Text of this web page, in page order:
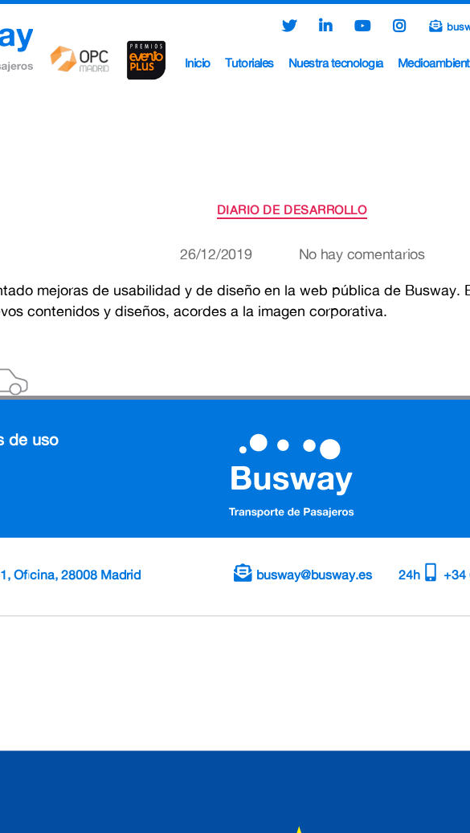
Inicio Tutoriales Nuestra tecnología
Categorías
DIARIO DE DESARROLLO
Fecha
la
entrada
26/12/2019 No hay comentariosen
versión
mejoras de usabilidad y de diseño en la web pública de Busway.
contenidos y diseños, acordes a la imagen corporativa.
de uso
Oficina, 28008 Madrid busway@busway.es 24h +34